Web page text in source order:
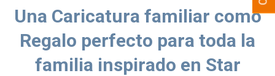
Una Caricatura familiar como
Regalo perfecto para toda la
familia inspirado en Star